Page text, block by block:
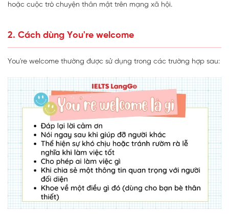
hoặc cuộc trò chuyện thân mật trên mạng xã hội.
2. Cách dùng You're welcome
You're welcome thường được sử dụng trong các trường hợp sau: